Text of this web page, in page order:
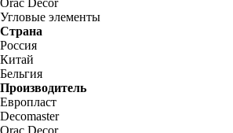
Orac Decor
Угловые элементы
Страна
Россия
Китай
Бельгия
Производитель
Европласт
Decomaster
Orac Decor